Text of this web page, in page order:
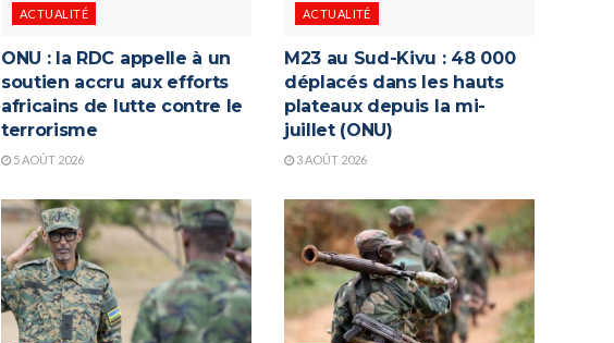
ACTUALITÉ
ONU : la RDC appelle à un
soutien accru aux efforts
africains de lutte contre le
terrorisme
5 AOÛT 2026
ACTUALITÉ
M23 au Sud-Kivu : 48 000
déplacés dans les hauts
plateaux depuis la mi-
juillet (ONU)
3 AOÛT 2026